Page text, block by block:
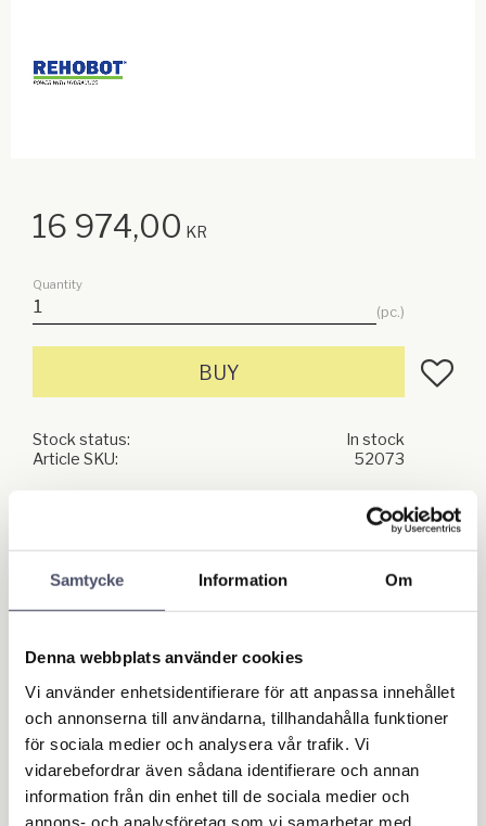
Samtycke Information Om
Denna webbplats använder cookies
Vi använder enhetsidentifierare för att anpassa innehållet
och annonserna till användarna, tillhandahålla funktioner
för sociala medier och analysera vår trafik. Vi
vidarebefordrar även sådana identifierare och annan
information från din enhet till de sociala medier och
annons- och analysföretag som vi samarbetar med.
16 974,00 KR
Quantity
pc.
BUY Add to
Stock status
In stock
Article SKU
52073
Related products